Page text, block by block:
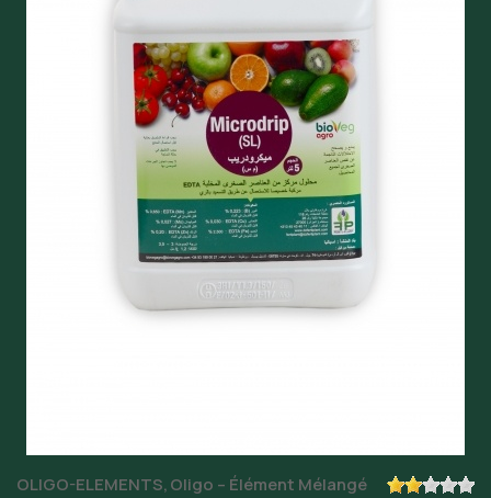
OLIGO-ELEMENTSOligo – Élément Mélangé